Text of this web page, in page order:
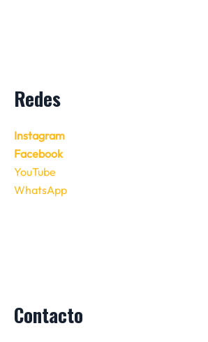
Redes
Instagram
Facebook
YouTube
WhatsApp
Contacto